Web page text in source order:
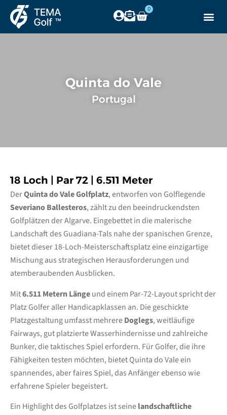
0
Quinta do Vale
Portugal
18 Loch | Par 72 | 6.511 Meter
DerQuinta do Vale Golfplatz, entworfen von Golflegende
Severiano Ballesteros, zählt zu den beeindruckendsten
Golfplätzen der Algarve. Eingebettet in die malerische
Landschaft des Guadiana-Tals nahe der spanischen Grenze,
bietet dieser 18-Loch-Meisterschaftsplatz eine einzigartige
Mischung aus strategischen Herausforderungen und
atemberaubenden Ausblicken.
Mit6.511 Metern Längeund einem Par-72-Layout spricht der
Platz Golfer aller Handicapklassen an. Die geschickte
Platzgestaltung umfasst mehrereDoglegs, weitläufige
Fairways, gut platzierte Wasserhindernisse und zahlreiche
Bunker, die taktisches Spiel erfordern. Für Golfer, die ihre
Fähigkeiten testen möchten, bietet Quinta do Vale ein
spannendes, aber faires Spiel, das Anfänger ebenso wie
erfahrene Spieler begeistert.
Ein Highlight des Golfplatzes ist seinelandschaftliche